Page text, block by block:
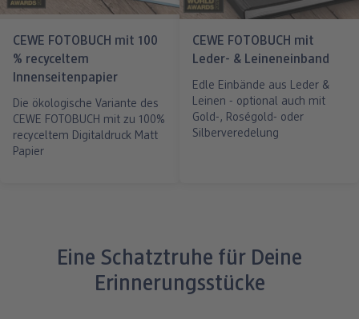
CEWE FOTOBUCH mit 100
% recyceltem
Innenseitenpapier
Die ökologische Variante des
CEWE FOTOBUCH mit zu 100%
recyceltem Digitaldruck Matt
Papier
CEWE FOTOBUCH mit
Leder- & Leineneinband
Edle Einbände aus Leder &
Leinen - optional auch mit
Gold-, Roségold- oder
Silberveredelung
Eine Schatztruhe für Deine
Erinnerungsstücke